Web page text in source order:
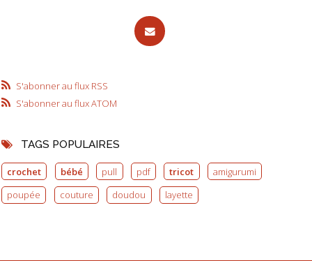
S'abonner au flux RSS
S'abonner au flux ATOM
TAGS POPULAIRES
crochet bébé pull pdf tricot
amigurumi
poupée
couture doudou layette